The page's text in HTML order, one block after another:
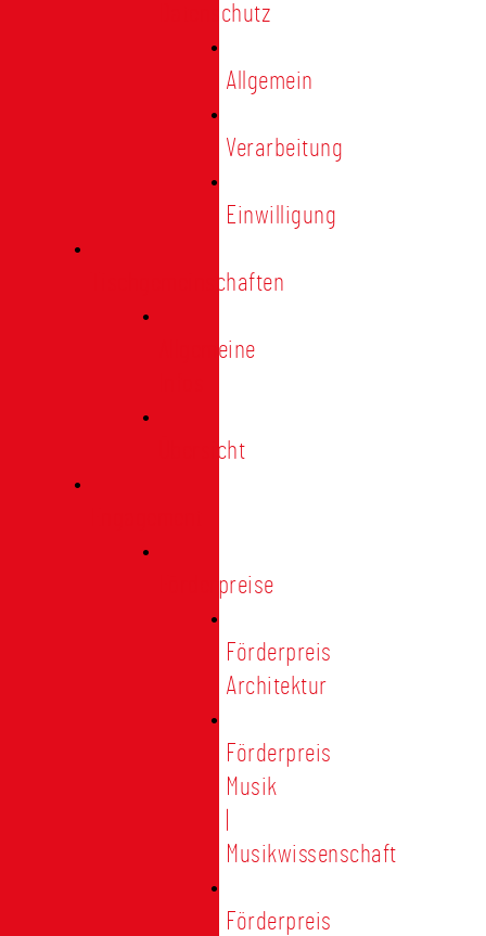
Datenschutz
Allgemein
Verarbeitung
Einwilligung
Tischgemeinschaften
Allgemeine
Übersicht
Förderpreise
Förderpreis
Architektur
Förderpreis
Musik
Musikwissenschaft
Förderpreis